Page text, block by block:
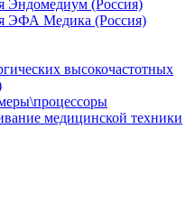
Эндомедиум (Россия)
ЭФА Медика (Россия)
высокочастотных
медицинской техники